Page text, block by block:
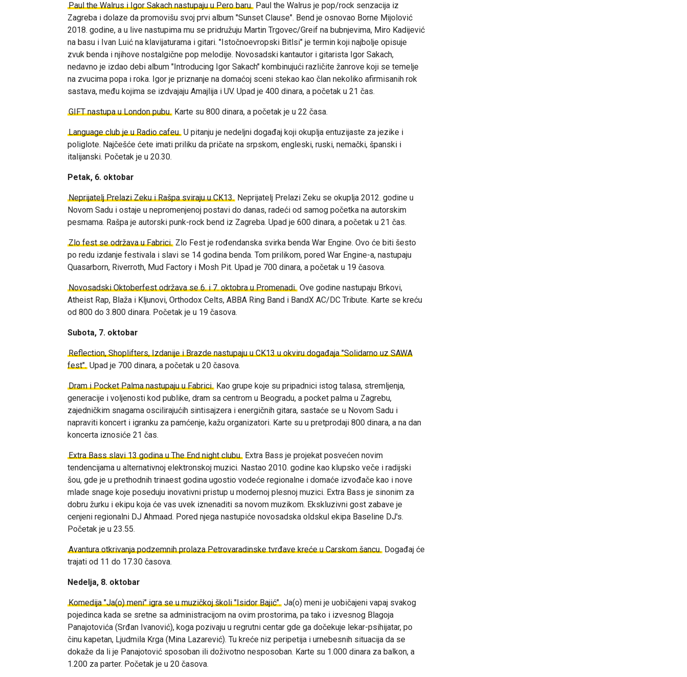
Paul the Walrus i Igor Sakach nastupaju u Pero baru. Paul the Walrus je pop/rock senzacija iz
Zagreba i dolaze da promovišu svoj prvi album "Sunset Clause". Bend je osnovao Borne Mijolović
2018. godine, a u live nastupima mu se pridružuju Martin Trgovec/Greif na bubnjevima, Miro Kadijević
na basu i Ivan Luić na klavijaturama i gitari. "Istočnoevropski Bitlsi" je termin koji najbolje opisuje
zvuk benda i njihove nostalgične pop melodije. Novosadski kantautor i gitarista Igor Sakach,
nedavno je izdao debi album "Introducing Igor Sakach" kombinujući različite žanrove koji se temelje
na zvucima popa i roka. Igor je priznanje na domaćoj sceni stekao kao član nekoliko afirmisanih rok
sastava, među kojima se izdvajaju Amajlija i UV. Upad je 400 dinara, a početak u 21 čas.
GIFT nastupa u London pubu. Karte su 800 dinara, a početak je u 22 časa.
Language club je u Radio cafeu. U pitanju je nedeljni događaj koji okuplja entuzijaste za jezike i
poliglote. Najčešće ćete imati priliku da pričate na srpskom, engleski, ruski, nemački, španski i
italijanski. Početak je u 20.30.
Petak, 6. oktobar
Neprijatelj Prelazi Zeku i Rašpa sviraju u CK13. Neprijatelj Prelazi Zeku se okuplja 2012. godine u
Novom Sadu i ostaje u nepromenjenoj postavi do danas, radeći od samog početka na autorskim
pesmama. Rašpa je autorski punk-rock bend iz Zagreba. Upad je 600 dinara, a početak u 21 čas.
Zlo fest se održava u Fabrici. Zlo Fest je rođendanska svirka benda War Engine. Ovo će biti šesto
po redu izdanje festivala i slavi se 14 godina benda. Tom prilikom, pored War Engine-a, nastupaju
Quasarborn, Riverroth, Mud Factory i Mosh Pit. Upad je 700 dinara, a početak u 19 časova.
Novosadski Oktoberfest održava se 6. i 7. oktobra u Promenadi. Ove godine nastupaju Brkovi,
Atheist Rap, Blaža i Kljunovi, Orthodox Celts, ABBA Ring Band i BandX AC/DC Tribute. Karte se kreću
od 800 do 3.800 dinara. Početak je u 19 časova.
Subota, 7. oktobar
Reflection, Shoplifters, Izdanije i Brazde nastupaju u CK13 u okviru događaja "Solidarno uz SAWA
fest". Upad je 700 dinara, a početak u 20 časova.
Dram i Pocket Palma nastupaju u Fabrici. Kao grupe koje su pripadnici istog talasa, stremljenja,
generacije i voljenosti kod publike, dram sa centrom u Beogradu, a pocket palma u Zagrebu,
zajedničkim snagama oscilirajućih sintisajzera i energičnih gitara, sastaće se u Novom Sadu i
napraviti koncert i igranku za pamćenje, kažu organizatori. Karte su u pretprodaji 800 dinara, a na dan
koncerta iznosiće 21 čas.
Extra Bass slavi 13 godina u The End night clubu. Extra Bass je projekat posvećen novim
tendencijama u alternativnoj elektronskoj muzici. Nastao 2010. godine kao klupsko veče i radijski
šou, gde je u prethodnih trinaest godina ugostio vodeće regionalne i domaće izvođače kao i nove
mlade snage koje poseduju inovativni pristup u modernoj plesnoj muzici. Extra Bass je sinonim za
dobru žurku i ekipu koja će vas uvek iznenaditi sa novom muzikom. Ekskluzivni gost zabave je
cenjeni regionalni DJ Ahmaad. Pored njega nastupiće novosadska oldskul ekipa Baseline DJ's.
Početak je u 23.55.
Avantura otkrivanja podzemnih prolaza Petrovaradinske tvrđave kreće u Carskom šancu. Događaj će
trajati od 11 do 17.30 časova.
Nedelja, 8. oktobar
Komedija "Ja(o) meni" igra se u muzičkoj školi "Isidor Bajić". Ja(o) meni je uobičajeni vapaj svakog
pojedinca kada se sretne sa administracijom na ovim prostorima, pa tako i izvesnog Blagoja
Panajotovića (Srđan Ivanović), koga pozivaju u regrutni centar gde ga dočekuje lekar-psihijatar, po
činu kapetan, Ljudmila Krga (Mina Lazarević). Tu kreće niz peripetija i urnebesnih situacija da se
dokaže da li je Panajotović sposoban ili doživotno nesposoban. Karte su 1.000 dinara za balkon, a
1.200 za parter. Početak je u 20 časova.